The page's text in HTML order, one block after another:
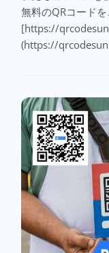
無料のQRコードを
[https://
(https://